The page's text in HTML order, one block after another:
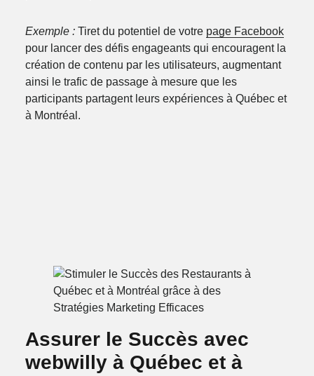
Exemple :Tiret du potentiel de votre page Facebook
pour lancer des défis engageants qui encouragent la
création de contenu par les utilisateurs, augmentant
ainsi le trafic de passage à mesure que les
participants partagent leurs expériences à Québec et
à Montréal.
Assurer le Succès avec
webwilly à Québec et à